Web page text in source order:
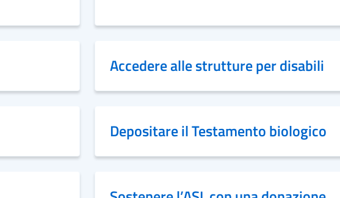
Accedere alle strutture per disabili
Depositare il Testamento biologico